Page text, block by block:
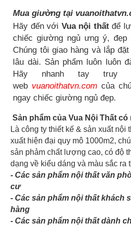
Mua giường tại
Hãy đến với Vua nội thấtđể
chiếc giường ngủ ưng ý, đẹp
Chúng tôi giao hàng và lắp
lâu dài. Sản phẩm luôn luôn
Hãy nhanh tay truy
web vuanoithatvn.com của
ngay chiếc giường ngủ đẹp.
Sản phẩm của Vua Nội Thất
Là công ty thiết kế & sản xuất
xuất hiện đại quy mô 1000m2,
sản phảm chất lượng cao, có độ
dạng về kiểu dáng và màu sắc ra
- Các sản phẩm nội thất văn
cư
- Các sản phẩm nội thất khách
hàng
- Các sản phẩm nội thất dành